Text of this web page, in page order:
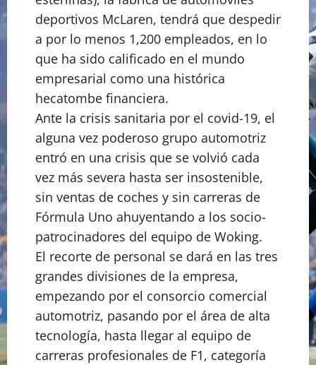
deportivos McLaren, tendrá que despedir
a por lo menos 1,200 empleados, en lo
que ha sido calificado en el mundo
empresarial como una histórica
hecatombe financiera.
Ante la crisis sanitaria por el covid-19, el
alguna vez poderoso grupo automotriz
entró en una crisis que se volvió cada
vez más severa hasta ser insostenible,
sin ventas de coches y sin carreras de
Fórmula Uno ahuyentando a los socio-
patrocinadores del equipo de Woking.
El recorte de personal se dará en las tres
grandes divisiones de la empresa,
empezando por el consorcio comercial
automotriz, pasando por el área de alta
tecnología, hasta llegar al equipo de
carreras profesionales de F1, categoría